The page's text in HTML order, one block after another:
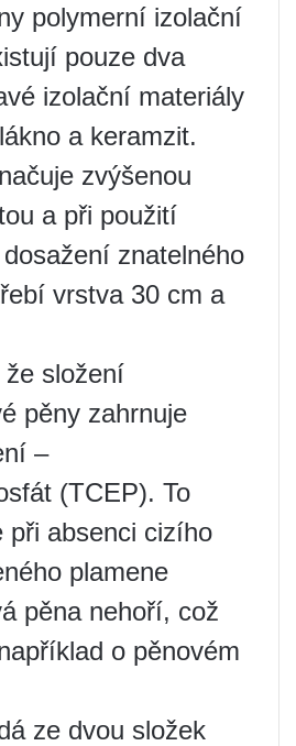
polymerní izolační
pouze dva
izolační materiály
a keramzit.
zvýšenou
a při použití
znatelného
vrstva 30 cm a
složení
pěny zahrnuje
–
(TCEP). To
při absenci cizího
plamene
pěna nehoří, což
o pěnovém
ze dvou složek